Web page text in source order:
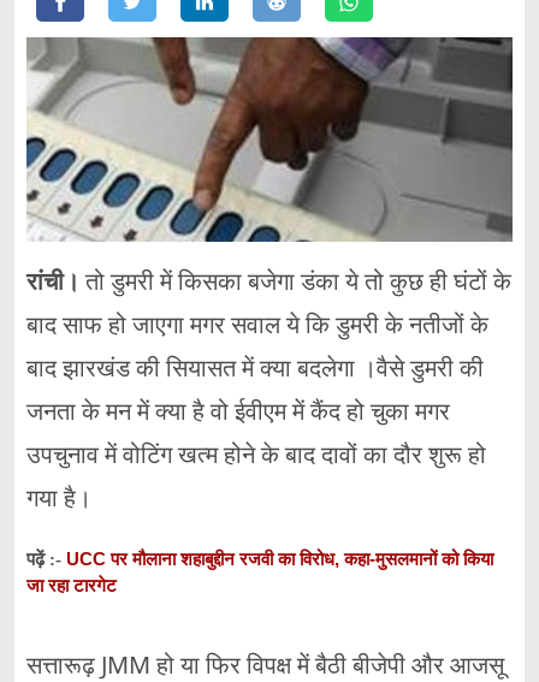
रांची।तो डुमरी में किसका बजेगा डंका ये तो कुछ ही घंटों के
बाद साफ हो जाएगा मगर सवाल ये कि डुमरी के नतीजों के
बाद झारखंड की सियासत में क्या बदलेगा ।वैसे डुमरी की
जनता के मन में क्या है वो ईवीएम में कैंद हो चुका मगर
उपचुनाव में वोटिंग खत्म होने के बाद दावों का दौर शुरू हो
गया है।
पढ़ें :- UCC पर मौलाना शहाबुद्दीन रजवी का विरोध, कहा-मुसलमानों को किया
जा रहा टारगेट
सत्तारूढ़ JMM हो या फिर विपक्ष में बैठी बीजेपी और आजसू